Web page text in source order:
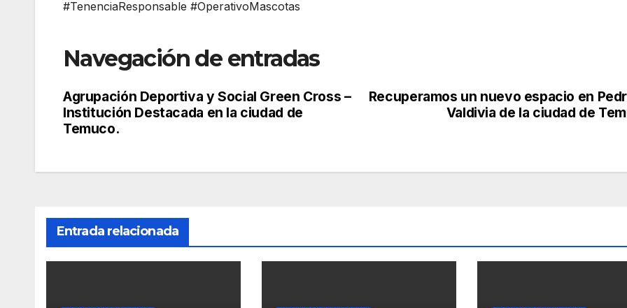
#TenenciaResponsable #OperativoMascotas
Navegación de entradas
Recuperamos un nuevo espacio en
Valdivia de la ciudad de
Agrupación Deportiva y Social Green Cross –
Institución Destacada en la ciudad de
Temuco.
Entrada relacionada